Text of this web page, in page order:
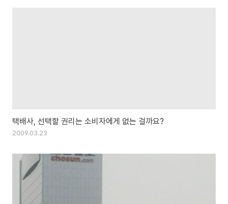
택배사, 선택할 권리는 소비자에게 없는 걸까요?
2009.03.23